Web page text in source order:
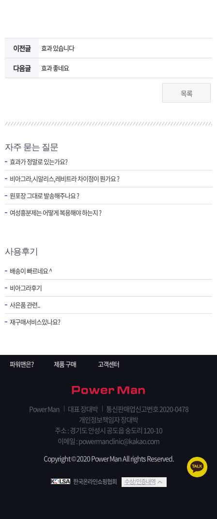
이전글 효과 있습니다
다음글 효과 좋네요
목록
자주 묻는 질문
효과가 정말로 있는가요?
비아그라,시알리스,레비트라 차이점이 뭔가요 ?
원포장 그대로 발송해주나요 ?
여성흥분제는 어떻게 복용해야 하는지 ?
사용후기
배송이 빠르네요 ^
비아그라후기
사은품 관련..
재구매서비스있나요?
파워맨은? 제품 구매 고객센터
Power Man 대표 장대박
통신판매업신고번호 2020-0478
개인정보책임자 장대박
주소 : 경기도 안성시 공도읍 숭도리 120-10
이메일 : powermanclinic@kakao.com
Copyright © 2020 Power Man All rights Reserved.
한국온라인쇼핑협회 수상/인증내역